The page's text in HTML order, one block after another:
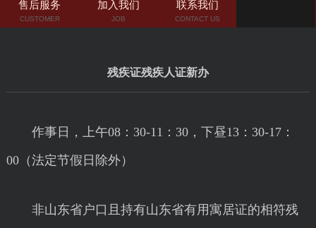
售后服务
CUSTOMER
加入我们
JOB
联系我们
CONTACT US
残疾证残疾人证新办
作事日，上午08：30-11：30，下昼13：30-17：
00（法定节假日除外）
非山东省户口且持有山东省有用寓居证的相符残